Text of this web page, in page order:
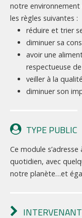
notre
les règles suivantes :
réduire et trier
diminuer sa
avoir une
respectueuse
veiller à la
diminuer son
TYPE PUBLIC
Ce module
quotidien, avec
notre planète…et